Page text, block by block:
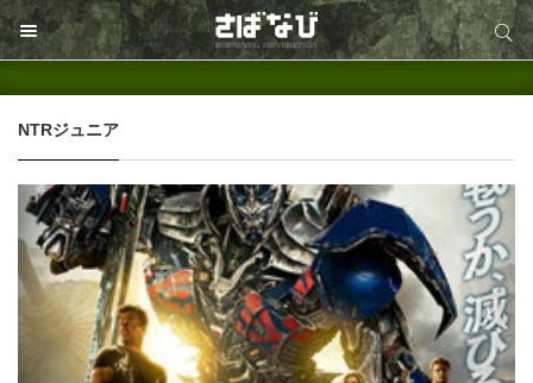
サイト内検索
NTRジュニア
サイト内検索